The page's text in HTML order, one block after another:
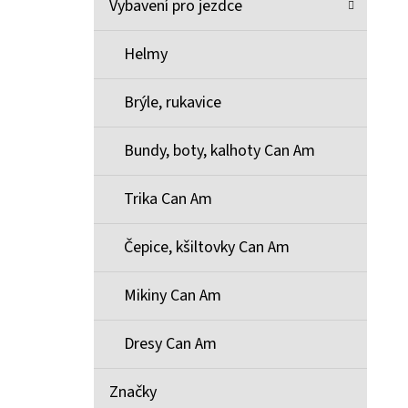
Vybavení pro jezdce
Helmy
Brýle, rukavice
Bundy, boty, kalhoty Can Am
Trika Can Am
Čepice, kšiltovky Can Am
Mikiny Can Am
Dresy Can Am
Značky